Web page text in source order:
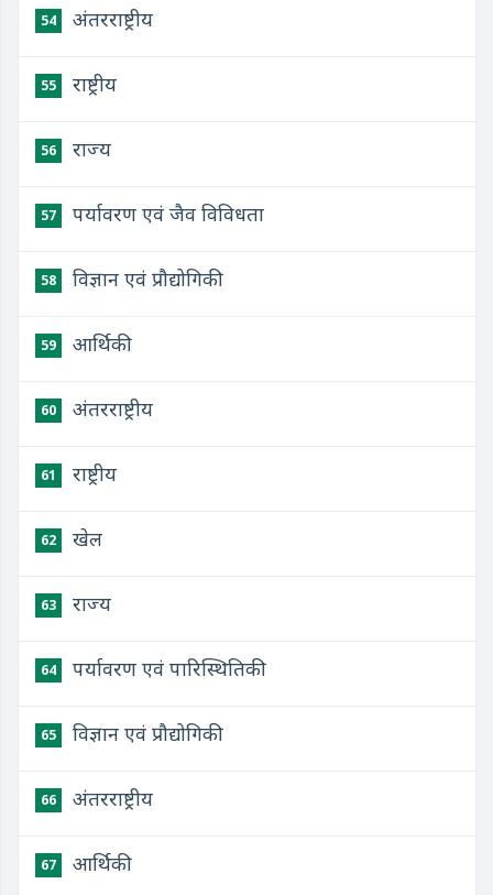
54 अंतरराष्ट्रीय
55 राष्ट्रीय
56 राज्य
57 पर्यावरण एवं जैव विविधता
58 विज्ञान एवं प्रौद्योगिकी
59 आर्थिकी
60 अंतरराष्ट्रीय
61 राष्ट्रीय
62 खेल
63 राज्य
64 पर्यावरण एवं पारिस्थितिकी
65 विज्ञान एवं प्रौद्योगिकी
66 अंतरराष्ट्रीय
67 आर्थिकी